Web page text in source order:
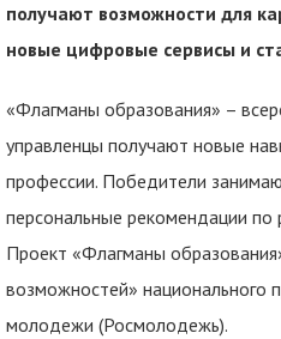
получают возможности для
новые цифровые сервисы и
«Флагманы образования» –
управленцы получают новые
профессии. Победители
персональные рекомендации по
Проект «Флагманы
возможностей»
молодежи (Росмолодежь).